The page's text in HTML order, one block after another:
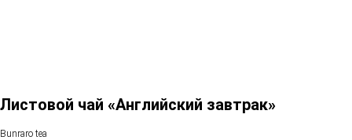
Листовой чай «Английский завтрак»
Bunraro tea